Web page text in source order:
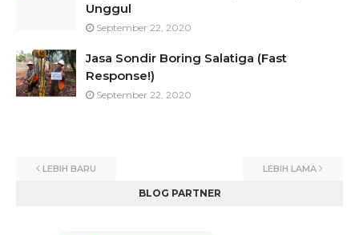
Unggul
September 22, 2020
Jasa Sondir Boring Salatiga (Fast
Response!)
September 22, 2020
LEBIH BARU LEBIH LAMA
BLOG PARTNER